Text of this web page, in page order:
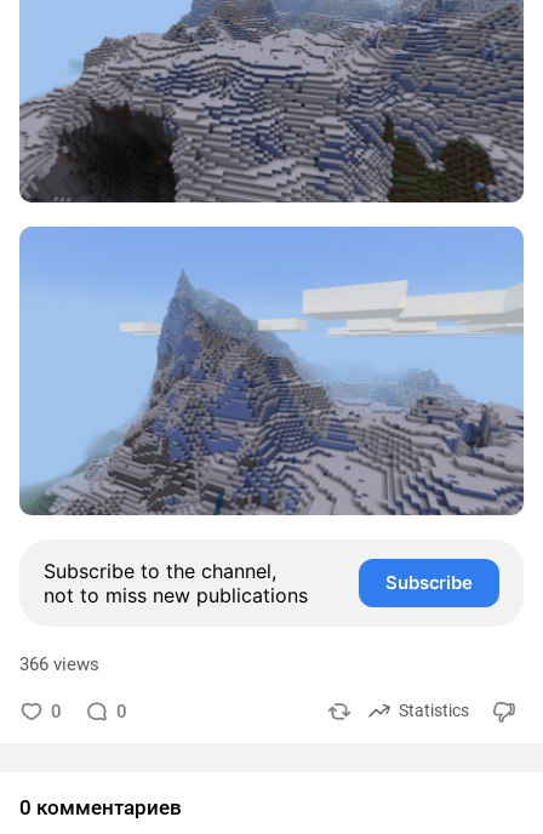
Subscribe to the channel,
not to miss new publications
Subscribe
366 views
0 0 Statistics
0 комментариев